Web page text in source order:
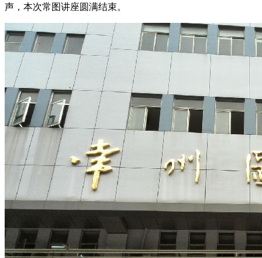
声，本次常图讲座圆满结束。